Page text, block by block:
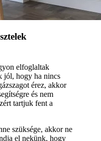
elfoglaltak
jól, hogy ha nincs
érez, akkor
és nem
tartjuk fent a
szüksége, akkor ne
el nekünk, hogy